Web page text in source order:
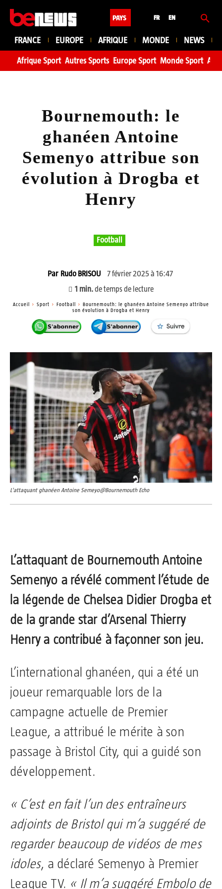
PAYS FR EN
FRANCE EUROPE AFRIQUE MONDE NEWS
Afrique Sport Autres Sports Europe Sport Monde Sport
Bournemouth: le
ghanéen Antoine
Semenyo attribue son
évolution à Drogba et
Henry
Football
Par Rudo BRISOU
7 février 2025 à 16:47
1 min.de temps de lecture
Accueil Sport Football
Bournemouth: le ghanéen Antoine Semenyo attribue
son évolution à Drogba et Henry
L'attaquant ghanéen Antoine Semeyo@Bournemouth Echo
L’attaquant de Bournemouth Antoine
Semenyo a révélé comment l’étude de
la légende de Chelsea Didier Drogba et
de la grande star d’Arsenal Thierry
Henry a contribué à façonner son jeu.
L’international ghanéen, qui a été un
joueur remarquable lors de la
campagne actuelle de Premier
League, a attribué le mérite à son
passage à Bristol City, qui a guidé son
développement.
« C’est en fait l’un des entraîneurs
adjoints de Bristol qui m’a suggéré de
regarder beaucoup de vidéos de mes
idoles, a déclaré Semenyo à Premier
League TV. « Il m’a suggéré Embolo de